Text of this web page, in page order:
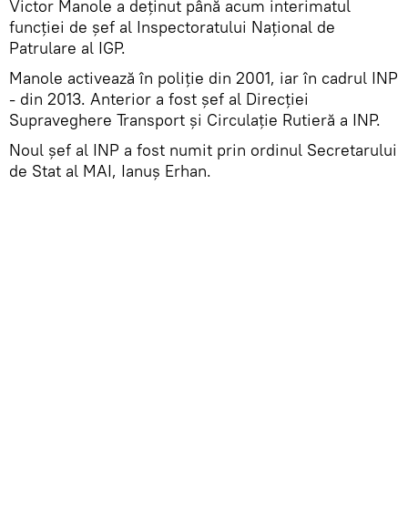
Victor Manole a deținut până acum interimatul
funcției de șef al Inspectoratului Național de
Patrulare al IGP.
Manole activează în poliție din 2001, iar în cadrul INP
- din 2013. Anterior a fost șef al Direcției
Supraveghere Transport și Circulație Rutieră a INP.
Noul șef al INP a fost numit prin ordinul Secretarului
de Stat al MAI, Ianuș Erhan.